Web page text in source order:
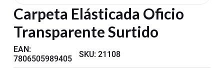
Carpeta Elásticada Oficio
Transparente Surtido
EAN:
7806505989405
SKU:21108
6. estuche
7. harry potter
8.